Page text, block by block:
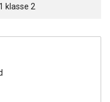
klasse 2